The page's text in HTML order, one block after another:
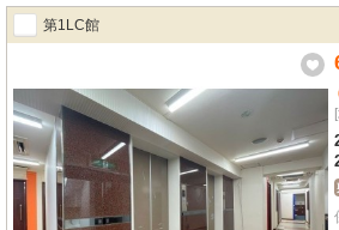
第1LC館